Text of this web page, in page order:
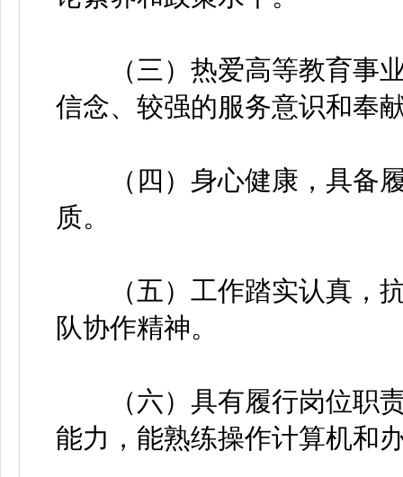
（三）热爱高等教育事业
信念、较强的服务意识和奉
（四）身心健康，具备履
质。
（五）工作踏实认真，抗
队协作精神。
（六）具有履行岗位职责
能力，能熟练操作计算机和